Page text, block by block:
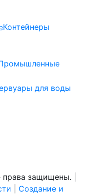
Контейнеры
для воды
защищены. |
Создание и